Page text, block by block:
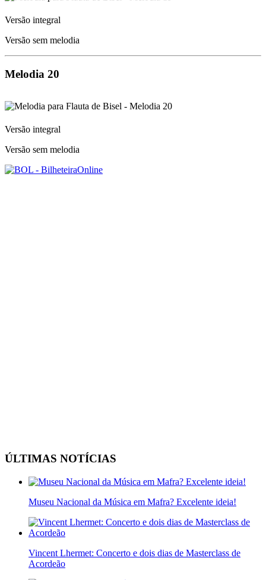
Versão integral
Versão sem melodia
Melodia 20
Versão integral
Versão sem melodia
ÚLTIMAS NOTÍCIAS
Museu Nacional da Música em Mafra? Excelente ideia!
Vincent Lhermet: Concerto e dois dias de Masterclass de
Acordeão